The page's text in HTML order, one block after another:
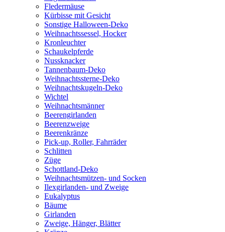
Fledermäuse
Kürbisse mit Gesicht
Sonstige Halloween-Deko
Weihnachtssessel, Hocker
Kronleuchter
Schaukelpferde
Nussknacker
Tannenbaum-Deko
Weihnachtssterne-Deko
Weihnachtskugeln-Deko
Wichtel
Weihnachtsmänner
Beerengirlanden
Beerenzweige
Beerenkränze
Pick-up, Roller, Fahrräder
Schlitten
Züge
Schottland-Deko
Weihnachtsmützen- und Socken
Ilexgirlanden- und Zweige
Eukalyptus
Bäume
Girlanden
Zweige, Hänger, Blätter